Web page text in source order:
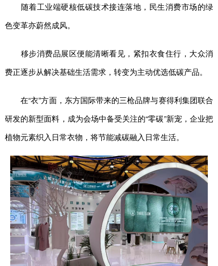
随着工业端硬核低碳技术接连落地，民生消费市场的绿
色变革亦蔚然成风。
移步消费品展区便能清晰看见，紧扣衣食住行，大众消
费正逐步从解决基础生活需求，转变为主动优选低碳产品。
在“衣”方面，东方国际带来的三枪品牌与赛得利集团联合
研发的新型面料，成为会场中备受关注的“零碳”新宠，企业把
植物元素织入日常衣物，将节能减碳融入日常生活。